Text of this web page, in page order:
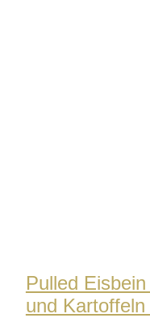
Pulled
und